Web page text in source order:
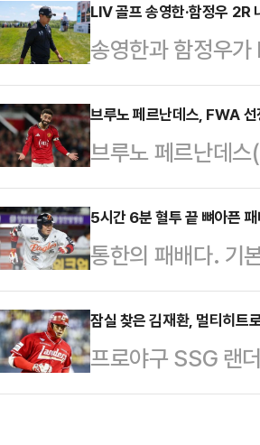
미국 노스캐롤라
드에서 버디 3개
파 133타를 기록
차로 제치고 단독
은 빛났다. 이날
놓친 6번의 상…
LIV 골프 송영한·함정우 2R
송영한과 함정우
위가 하락했다.송
널 골프 클럽 워싱
개로 1오버파 73
랐던 송영한은 중
LIV 무대에 합류한
월 남아프리카공
브루노 페르난데스, FWA 선
브루노 페르난데
는 16년 만에 잉글
는 9일(한국시각)
다. 1947년 제정된
인 루니 이후 16년
900여 명의 FWA
라이스(아스널)를
5시간 6분 혈투 끝 뼈아픈
통한의 패배다. 기
한화 이글스는 8
SOL KBO리그 정
날 양 팀의 맞대결
다 쏟아부으며 총
잠실 찾은 김재환, 멀티히트
프로야구 SSG 랜
친정팀 두산 베어